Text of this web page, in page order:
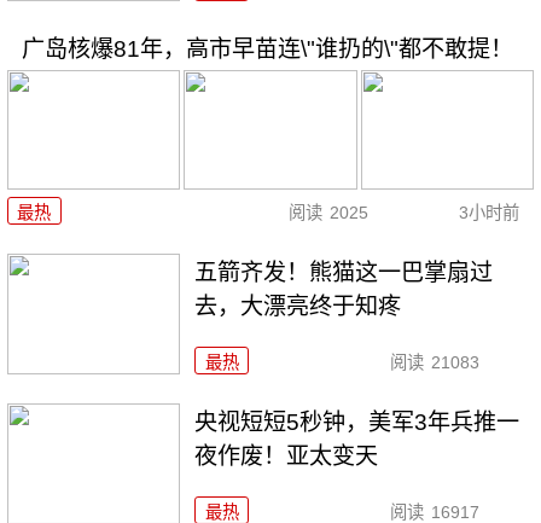
广岛核爆81年，高市早苗连\"谁扔的\"都不敢提！
最热 阅读 2025 3小时前
五箭齐发！熊猫这一巴掌扇过
去，大漂亮终于知疼
最热 阅读 21083
央视短短5秒钟，美军3年兵推一
夜作废！亚太变天
最热 阅读 16917